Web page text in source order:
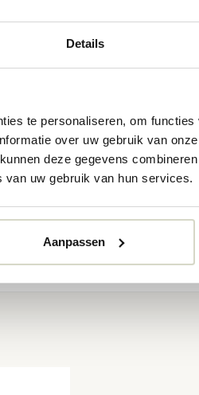
Details
te personaliseren, om
over uw gebruik van
deze gegevens
uw gebruik van hun services.
Aanpassen